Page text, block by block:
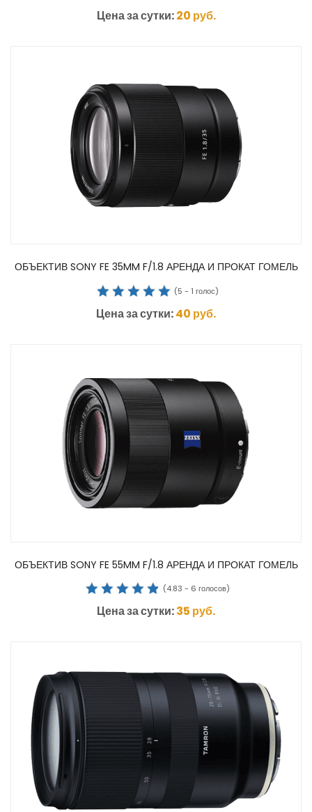
Цена за сутки:20 руб.
ОБЪЕКТИВ SONY FE 35MM F/1.8 АРЕНДА И ПРОКАТ ГОМЕЛЬ
(5 - 1 голос)
Цена за сутки:40 руб.
ОБЪЕКТИВ SONY FE 55MM F/1.8 АРЕНДА И ПРОКАТ ГОМЕЛЬ
(4.83 - 6 голосов)
Цена за сутки:35 руб.